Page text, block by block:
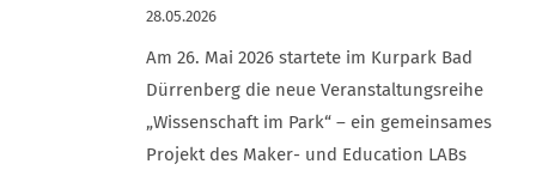
28.05.2026
Am 26. Mai 2026 startete im Kurpark Bad
Dürrenberg die neue Veranstaltungsreihe
„Wissenschaft im Park“ – ein gemeinsames
Projekt des Maker- und Education LABs